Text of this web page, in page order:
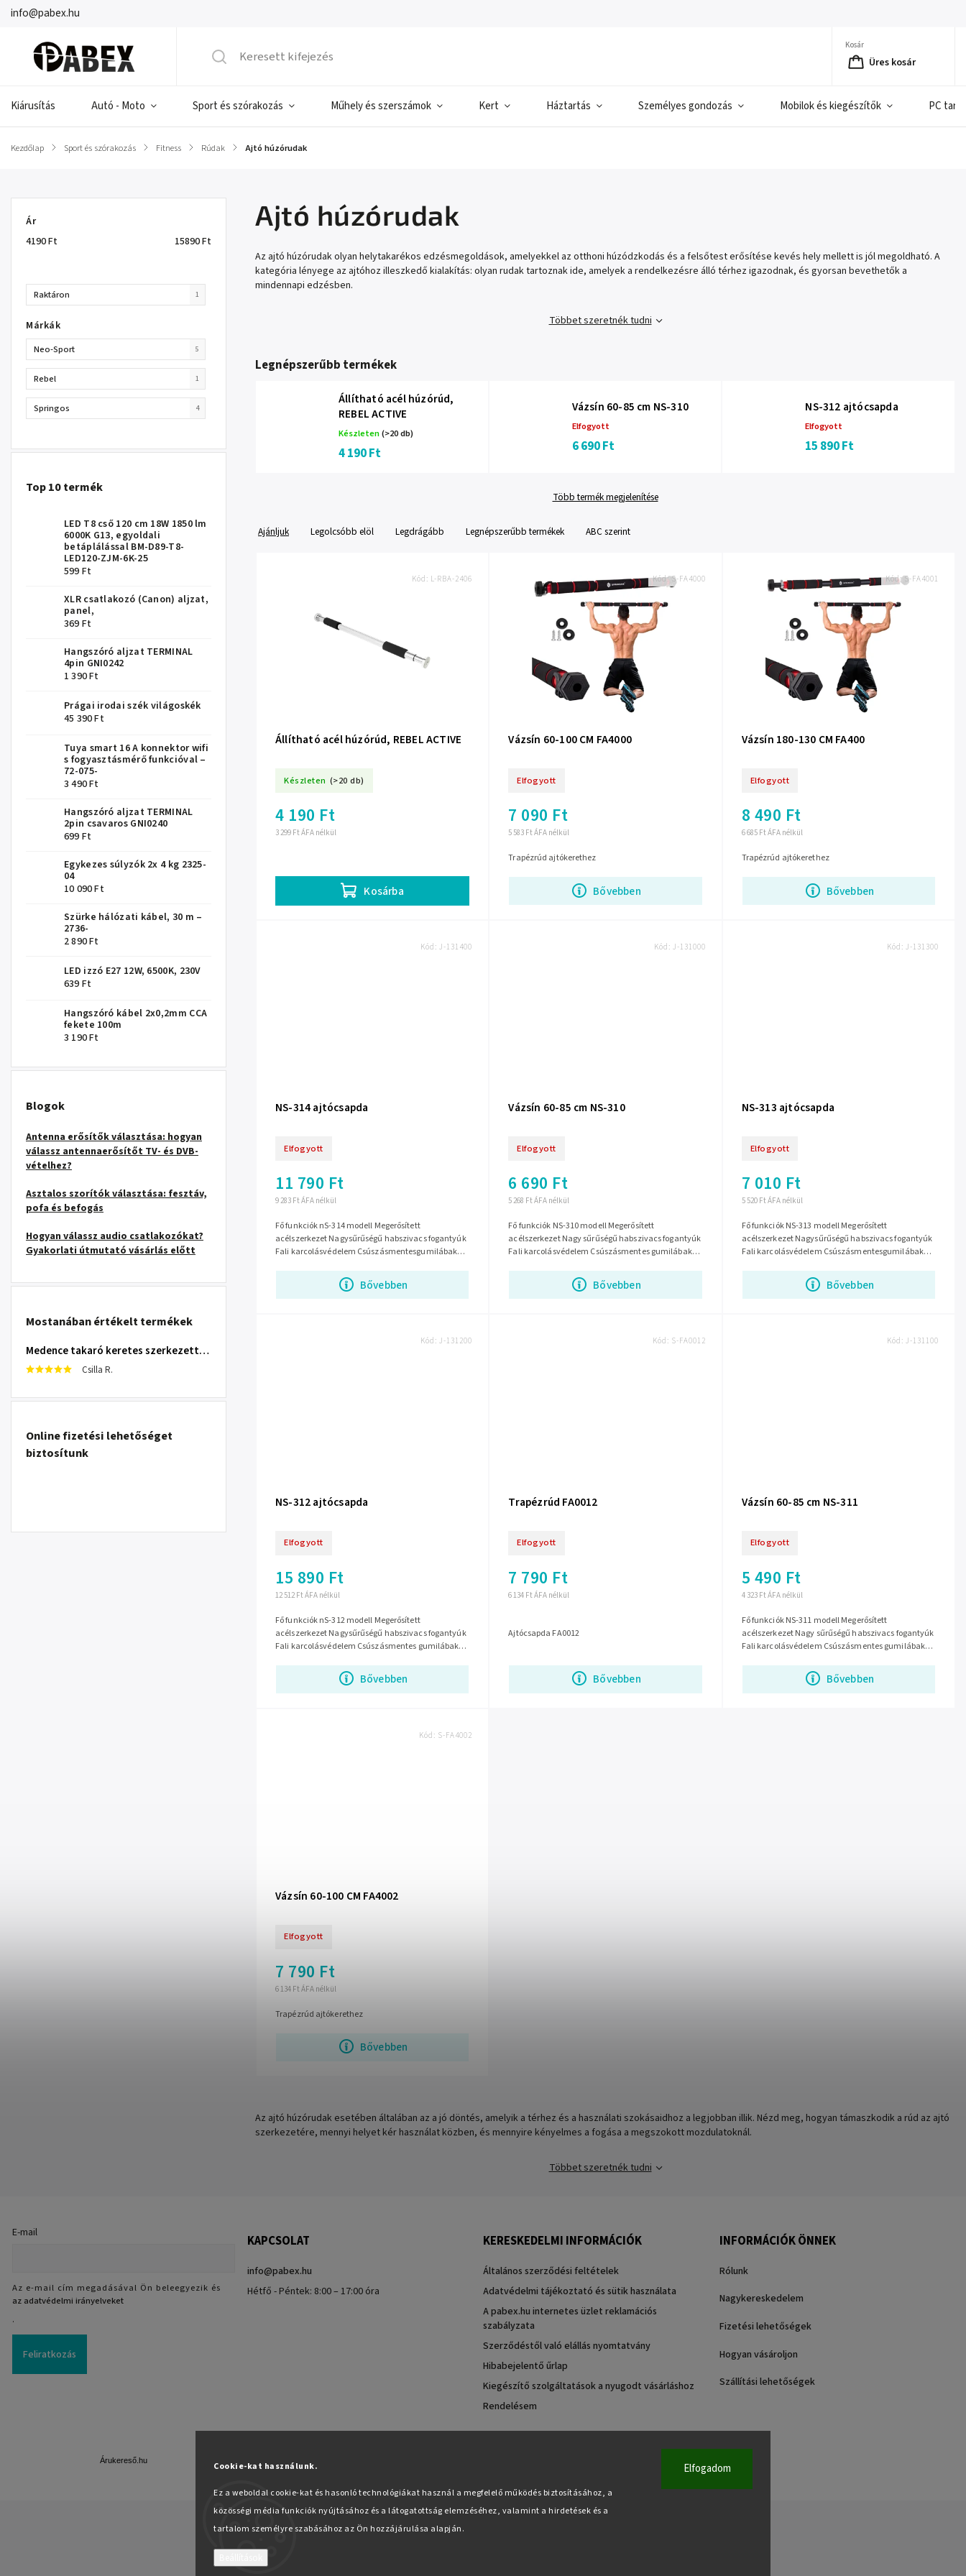
Cookie-kat használunk.
Ez a weboldal cookie-kat és hasonló technológiákat használ a megfelelő működés biztosításához, a
közösségi média funkciók nyújtásához és a látogatottság elemzéséhez, valamint a hirdetések és a
tartalom személyre szabásához az Ön hozzájárulása alapján.
Elfogadom
info@pabex.hu
Kosár
Üres kosár
Kiárusítás Autó - Moto Sport és szórakozás Műhely és szerszámok Kert Háztartás Személyes gondozás Mobilok és kiegészítők PC
Kezdőlap / Sport és szórakozás / Fitness / Rúdak / Ajtó húzórudak
Ár
4190Ft 15890Ft
Raktáron 1
Márkák
Neo-Sport 5
Rebel 1
Springos 4
Top 10 termék
LED T8 cső 120 cm 18W 1850 lm
6000K G13, egyoldali
betáplálással BM-D89-T8-
LED120-ZJM-6K-25
599 Ft
XLR csatlakozó (Canon) aljzat,
panel,
369 Ft
Hangszóró aljzat TERMINAL
4pin GNI0242
1 390 Ft
Prágai irodai szék világoskék
45 390 Ft
Tuya smart 16 A konnektor wifi
s fogyasztásmérő funkcióval –
72-075-
3 490 Ft
Hangszóró aljzat TERMINAL
2pin csavaros GNI0240
699 Ft
Egykezes súlyzók 2x 4 kg 2325-
04
10 090 Ft
Szürke hálózati kábel, 30 m –
2736-
2 890 Ft
LED izzó E27 12W, 6500K, 230V
639 Ft
Hangszóró kábel 2x0,2mm CCA
fekete 100m
3 190 Ft
Blogok
Antenna erősítők választása: hogyan
válassz antennaerősítőt TV- és DVB-
vételhez?
Asztalos szorítók választása: fesztáv,
pofa és befogás
Hogyan válassz audio csatlakozókat?
Gyakorlati útmutató vásárlás előtt
Mostanában értékelt termékek
Medence takaró keretes szerkezettel 305 cm INTEX 28030
Csilla R.
Online fizetési lehetőséget
biztosítunk
Ajtó húzórudak
Az ajtó húzórudak olyan helytakarékos edzésmegoldások, amelyekkel az otthoni húzódzkodás és a felsőtest erősítése kevés hely mellett is jól megoldható. A
kategória lényege az ajtóhoz illeszkedő kialakítás: olyan rudak tartoznak ide, amelyek a rendelkezésre álló térhez igazodnak, és gyorsan bevethetők a
mindennapi edzésben.
Többet szeretnék tudni
Legnépszerűbb termékek
Állítható acél húzórúd,
REBEL ACTIVE
Készleten(>20 db)
4 190 Ft
Vázsín 60-85 cm NS-310
Elfogyott
6 690 Ft
NS-312 ajtócsapda
Elfogyott
15 890 Ft
Több termék megjelenítése
Ajánljuk Legolcsóbb elöl Legdrágább Legnépszerűbb termékek ABC szerint
Állítható acél húzórúd, REBEL ACTIVE
Készleten (>20 db)
3 299 Ft ÁFA nélkül
4 190 Ft
Kosárba
Kód: L-RBA-2406
Vázsín 60-100 CM FA4000
Elfogyott
5 583 Ft ÁFA nélkül
7 090 Ft
Bővebben
Trapézrúd ajtókerethez
Kód:S-FA4000
Vázsín 180-130 CM FA400
Elfogyott
6 685 Ft ÁFA nélkül
8 490 Ft
Bővebben
Trapézrúd ajtókerethez
Kód:S-FA4001
NS-314 ajtócsapda
Elfogyott
9 283 Ft ÁFA nélkül
11 790 Ft
Bővebben
Fő funkciók nS-314 modell Megerősített
acélszerkezet Nagysűrűségű habszivacs fogantyúk
Fali karcolásvédelem Csúszásmentesgumilábak
Kód:J-131400
Vázsín 60-85 cm NS-310
Elfogyott
5 268 Ft ÁFA nélkül
6 690 Ft
Bővebben
Fő funkciók NS-310 modell Megerősített
acélszerkezet Nagy sűrűségű habszivacs fogantyúk
Fali karcolásvédelem Csúszásmentes gumilábak
Kód: J-131000
NS-313 ajtócsapda
Elfogyott
5 520 Ft ÁFA nélkül
7 010 Ft
Bővebben
Fő funkciók NS-313 modell Megerősített
acélszerkezet Nagysűrűségű habszivacs fogantyúk
Fali karcolásvédelem Csúszásmentesgumilábak
Kód: J-131300
NS-312 ajtócsapda
Elfogyott
12 512 Ft ÁFA nélkül
15 890 Ft
Bővebben
Fő funkciók nS-312 modell Megerősített
acélszerkezet Nagysűrűségű habszivacs fogantyúk
Fali karcolásvédelem Csúszásmentes gumilábak
Kód:J-131200
Trapézrúd FA0012
Elfogyott
6 134 Ft ÁFA nélkül
7 790 Ft
Bővebben
Ajtócsapda FA0012
Kód: S-FA0012
Vázsín 60-85 cm NS-311
Elfogyott
4 323 Ft ÁFA nélkül
5 490 Ft
Bővebben
Fő funkciók NS-311 modell Megerősített
acélszerkezet Nagy sűrűségű habszivacs fogantyúk
Fali karcolásvédelem Csúszásmentes gumilábak
Kód: J-131100
Vázsín 60-100 CM FA4002
Elfogyott
6 134 Ft ÁFA nélkül
7 790 Ft
Bővebben
Trapézrúd ajtókerethez
Kód: S-FA4002
Az ajtó húzórudak esetében általában az a jó döntés, amelyik a térhez és a használati szokásaidhoz a legjobban illik. Nézd meg, hogyan támaszkodik a rúd az ajtó
szerkezetére, mennyi helyet kér használat közben, és mennyire kényelmes a fogása a megszokott mozdulatoknál.
Többet szeretnék tudni
E-mail
Az e-mail cím megadásával Ön beleegyezik és
az adatvédelmi irányelveket
.
Feliratkozás
KAPCSOLAT
info@pabex.hu
Hétfő - Péntek: 8:00 – 17:00 óra
KERESKEDELMI INFORMÁCIÓK
Általános szerződési feltételek
Adatvédelmi tájékoztató és sütik használata
A pabex.hu internetes üzlet reklamációs
szabályzata
Szerződéstől való elállás nyomtatvány
Hibabejelentő űrlap
Kiegészítő szolgáltatások a nyugodt vásárláshoz
Rendelésem
INFORMÁCIÓK ÖNNEK
Rólunk
Nagykereskedelem
Fizetési lehetőségek
Hogyan vásároljon
Szállítási lehetőségek
Árukereső.hu